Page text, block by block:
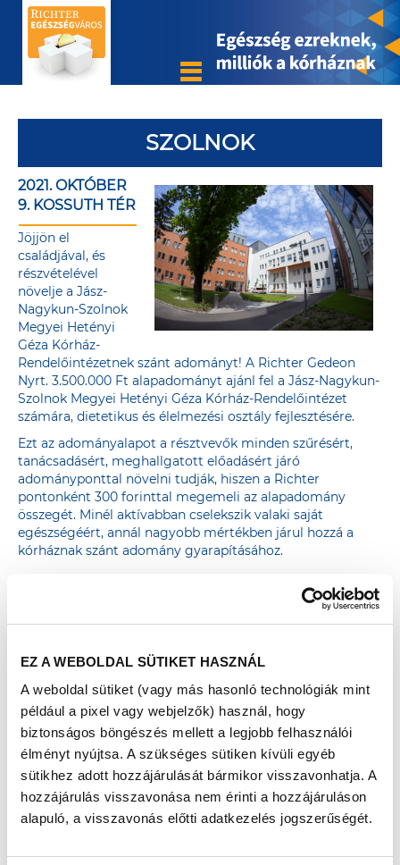
EZ A WEBOLDAL SÜTIKET HASZNÁL
A weboldal sütiket (vagy más hasonló technológiák mint
például a pixel vagy webjelzők) használ, hogy
biztonságos böngészés mellett a legjobb felhasználói
élményt nyújtsa. A szükséges sütiken kívüli egyéb
sütikhez adott hozzájárulását bármikor visszavonhatja. A
hozzájárulás visszavonása nem érinti a hozzájáruláson
alapuló, a visszavonás előtti adatkezelés jogszerűségét.
SZOLNOK
2021. OKTÓBER
9. KOSSUTH TÉR
Jöjjön el
családjával, és
részvételével
növelje a Jász-
Nagykun-Szolnok
Megyei Hetényi
Géza Kórház-
Rendelőintézetnek szánt adományt! A Richter Gedeon
Nyrt. 3.500.000 Ft alapadományt ajánl fel a Jász-Nagykun-
Szolnok Megyei Hetényi Géza Kórház-Rendelőintézet
számára, dietetikus és élelmezési osztály fejlesztésére.
Ezt az adományalapot a résztvevők minden szűrésért,
tanácsadásért, meghallgatott előadásért járó
adományponttal növelni tudják, hiszen a Richter
pontonként 300 forinttal megemeli az alapadomány
összegét. Minél aktívabban cselekszik valaki saját
egészségéért, annál nagyobb mértékben járul hozzá a
kórháznak szánt adomány gyarapításához.
AZ ADOMÁNYPONTGYŰJTÉS részletes leírása
SZOLNOK
2021. OKTÓBER 9. – KOSSUTH TÉR